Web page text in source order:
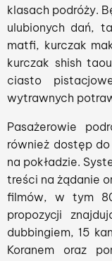
klasach podróży.
ulubionych dań,
matfi, kurczak
kurczak shish
ciasto
wytrawnych
Pasażerowie
również dostęp
na pokładzie.
treści na żądanie
filmów, w tym
propozycji
dubbingiem, 15
Koranem oraz